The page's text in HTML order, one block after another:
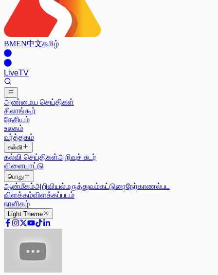
BMEN中文தமிழ்
LiveTV
அண்மைய செய்திகள்
சிலாங்கூர்
தேசியம்
உலகம்
வர்த்தகம்
கல்வி
கல்வி செய்திகள்அறிவுச் சுடர்
விளையாட்டு
பொது
ஆன்மீகம்அறிவியல்மருத்துவம்கட்டுரைநேர்காணல்பட
விளக்கம்விளக்கப்படம்
நாளிதழ்
Light Theme